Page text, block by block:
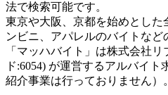
法で検索可能です。
東京や大阪、京都を始めとした
ンビニ、アパレルのバイトなど
「マッハバイト」は株式会社
ド:6054) が運営するアルバイ
紹介事業は行っておりません）。